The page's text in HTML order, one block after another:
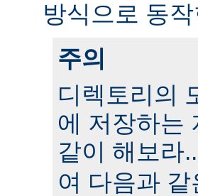
방식으로 동
주의
디렉토리의
에 저장하는
같이 해보라
여 다음과